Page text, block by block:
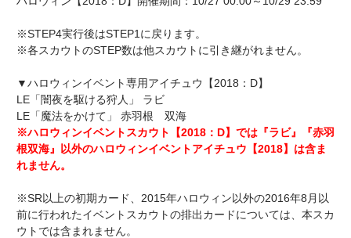
※STEP4実行後はSTEP1に戻ります。
※各スカウトのSTEP数は他スカウトに引き継がれません。
▼ハロウィンイベント専用アイチュウ【2018：D】
LE「闇夜を駆ける狩人」 ラビ
LE「魔法をかけて」 赤羽根 双海
※ハロウィンイベントスカウト【2018：D】では『ラビ』『赤羽
根双海』以外のハロウィンイベントアイチュウ【2018】は含ま
れません。
※SR以上の初期カード、2015年ハロウィン以外の2016年8月以
前に行われたイベントスカウトの排出カードについては、本スカ
ウトでは含まれません。